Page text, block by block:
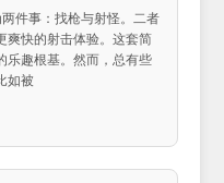
件事：找枪与射怪。二者
快的射击体验。这套简
乐趣根基。然而，总有些
如被